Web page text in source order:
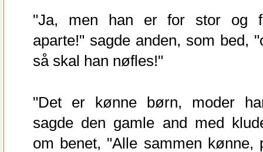
"Ja, men han er for stor og
aparte!" sagde anden, som bed,
så skal han nøfles!"
"Det er kønne børn, moder
sagde den gamle and med
om benet, "Alle sammen kønne,